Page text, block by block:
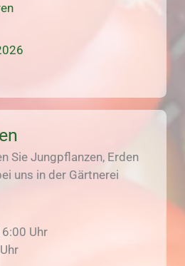
Sie Jungpflanzen, Erden
uns in der Gärtnerei
Uhr